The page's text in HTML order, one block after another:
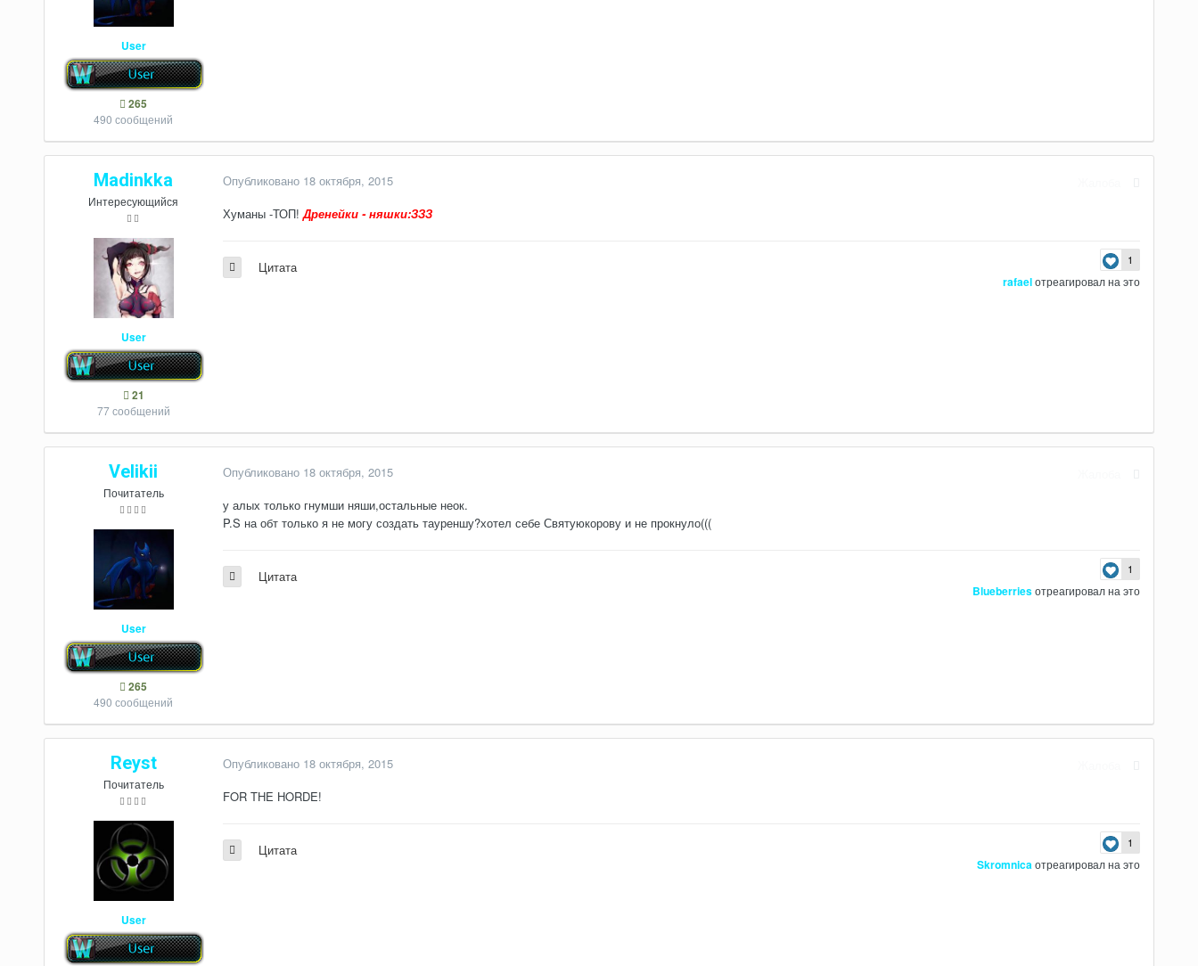
User
265
490 сообщений
Madinkka
Интересующийся
User
21
77 сообщений
Опубликовано 18 октября, 2015
Хуманы -ТОП!Дренейки - няшки:ЗЗЗ
1
rafaelотреагировал на это
Цитата
Velikii
Почитатель
User
265
490 сообщений
Опубликовано 18 октября, 2015
у алых только гнумши няши,остальные неок.
P.S на обт только я не могу создать тауреншу?хотел себе Святуюкорову и не прокнуло(((
1
Blueberriesотреагировал на это
Цитата
Reyst
Почитатель
User
Опубликовано 18 октября, 2015
FOR THE HORDE!
1
Skromnica отреагировал на это
Цитата